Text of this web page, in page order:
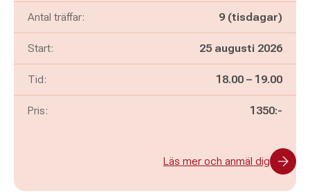
Antal träffar: 9 (tisdagar)
Start: 25 augusti 2026
Tid: Pågår mellan
18.00 – och
19.00
Pris: 1350:-
Läs mer och anmäl dig